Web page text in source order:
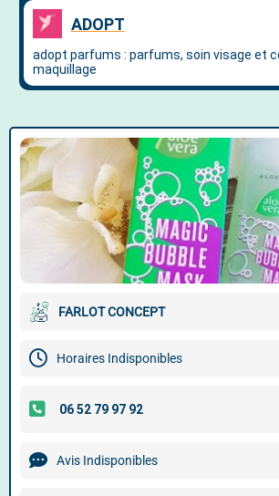
FARLOT CONCEPT
Horaires Indisponibles
Avis Indisponibles